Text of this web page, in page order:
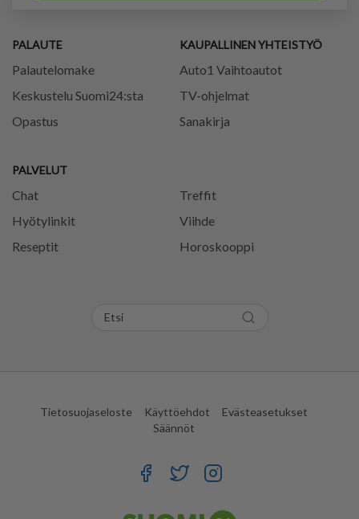
PALAUTE
Palautelomake
Keskustelu Suomi24:sta
Opastus
PALVELUT
Chat
Treffit
Hyötylinkit
Viihde
Reseptit
Horoskooppi
KAUPALLINEN YHTEISTYÖ
Auto1 Vaihtoautot
TV-ohjelmat
Sanakirja
Tietosuojaseloste Käyttöehdot
Evästeasetukset
Säännöt